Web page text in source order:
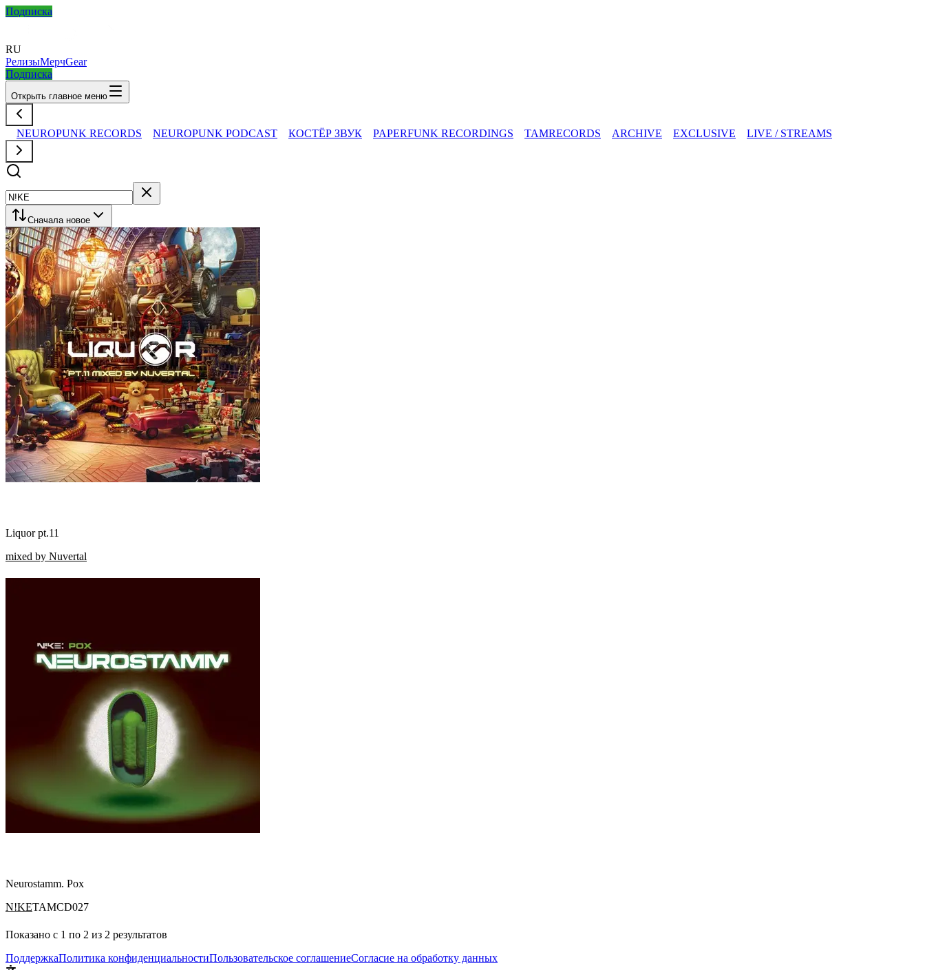
Подписка
RU
РелизыМерчGear
Подписка
Открыть главное меню
NEUROPUNK RECORDS NEUROPUNK PODCAST КОСТЁР ЗВУК PAPERFUNK RECORDINGS TAMRECORDS ARCHIVE EXCLUSIVE LIVE / STREAMS
Сначала новое
Liquor pt.11
mixed by Nuvertal
Neurostamm. Pox
N!KETAMCD027
Показано с 1 по 2 из 2 результатов
ПоддержкаПолитика конфиденциальностиПользовательское соглашениеСогласие на обработку данных